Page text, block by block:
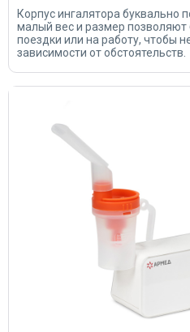
Корпус ингалятора буквально
малый вес и размер позволяют
поездки или на работу, чтобы
зависимости от обстоятельств.